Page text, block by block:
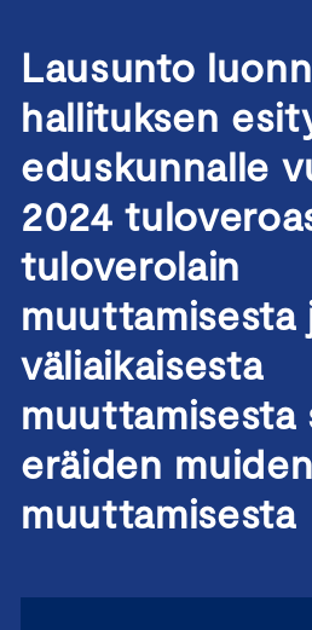
Lausunto
hallituksen
eduskunnalle
2024
tuloverolain
muuttamisesta
väliaikaisesta
muuttamisesta
eräiden
muuttamisesta